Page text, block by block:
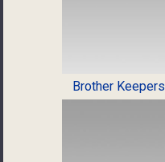
Brother Keepers